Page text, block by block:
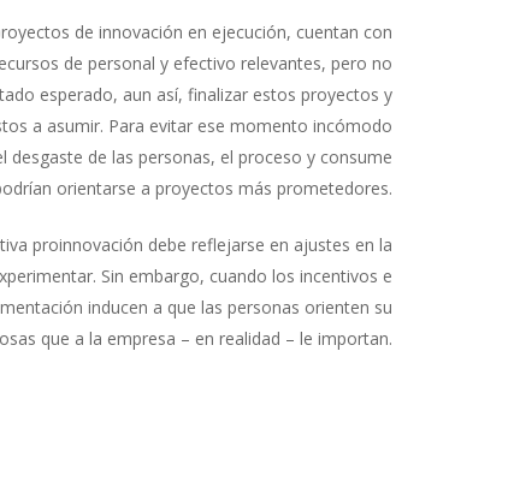
de innovación en ejecución, cuentan con
de personal y efectivo relevantes, pero no
esperado, aun así, finalizar estos proyectos y
a asumir. Para evitar ese momento incómodo
desgaste de las personas, el proceso y consume
orientarse a proyectos más prometedores.
proinnovación debe reflejarse en ajustes en la
Sin embargo, cuando los incentivos e
inducen a que las personas orienten su
que a la empresa – en realidad – le importan.